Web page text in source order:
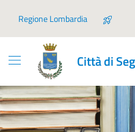
Regione Lombardia
Città di